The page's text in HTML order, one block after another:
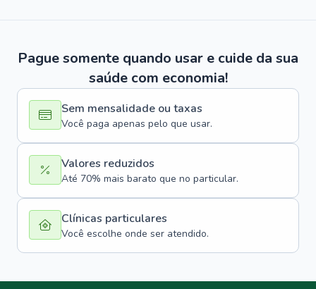
Pague somente quando usar e cuide da sua
saúde com economia!
Sem mensalidade ou taxas
Você paga apenas pelo que usar.
Valores reduzidos
Até 70% mais barato que no particular.
Clínicas particulares
Você escolhe onde ser atendido.